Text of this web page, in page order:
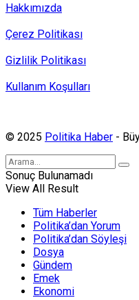
Hakkımızda
Çerez Politikası
Gizlilik Politikası
Kullanım Koşulları
© 2025 Politika Haber -
Sonuç Bulunamadı
View All Result
Tüm Haberler
Politika’dan Yorum
Politika’dan Söyleşi
Dosya
Gündem
Emek
Ekonomi